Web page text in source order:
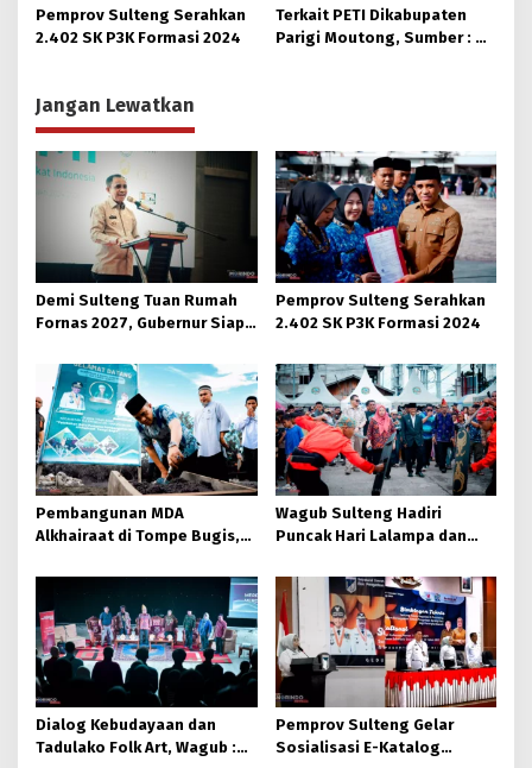
Ukhuwah dan Toleransi
Pemprov Sulteng Serahkan
2.402 SK P3K Formasi 2024
Terkait PETI Dikabupaten
Parigi Moutong, Sumber : Di
Jangan Lewatkan
Demi Sulteng Tuan Rumah
Fornas 2027, Gubernur Siap
Pemprov Sulteng Serahkan
2.402 SK P3K Formasi 2024
Pembangunan MDA
Alkhairaat di Tompe Bugis,
Letakkan Batu Pertama
Wagub Sulteng Hadiri
Puncak Hari Lalampa dan
Dialog Kebudayaan dan
Tadulako Folk Art, Wagub :
Pemprov Sulteng Gelar
Sosialisasi E-Katalog